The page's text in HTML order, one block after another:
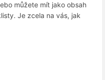
můžete mít jako obsah
Je zcela na vás, jak